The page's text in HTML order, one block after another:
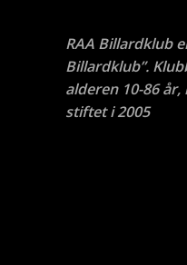
RAA Billardklub
Billardklub”.
alderen 10-86
stiftet i 2005